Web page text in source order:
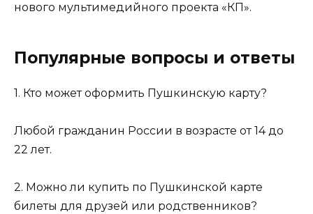
нового мультимедийного проекта «КП».
Популярные вопросы и ответы
1. Кто может оформить Пушкинскую карту?
Любой гражданин России в возрасте от 14 до
22 лет.
2. Можно ли купить по Пушкинской карте
билеты для друзей или родственников?